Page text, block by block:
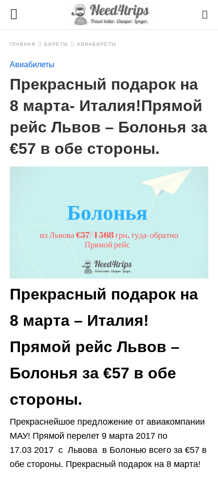
ГЛАВНАЯ БИЛЕТЫ АВИАБИЛЕТЫ
Авиабилеты
Прекрасный подарок на
8 марта- Италия!Прямой
рейс Львов – Болонья за
€57 в обе стороны.
Прекрасный подарок на
8 марта – Италия!
Прямой рейс Львов –
Болонья за €57 в обе
стороны.
Прекраснейшое предложение от авиакомпании
МАУ! Прямой перелет 9 марта 2017 по
17.03 2017 с Львова в Болонью всего за €57 в
обе стороны. Прекрасный подарок на 8 марта!